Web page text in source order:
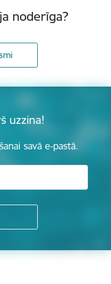
noderīga?
uzzina!
savā e-pastā.